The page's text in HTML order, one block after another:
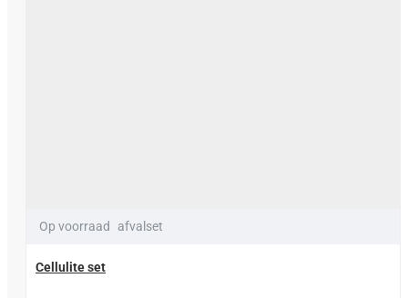
Op voorraad afvalset
Cellulite set